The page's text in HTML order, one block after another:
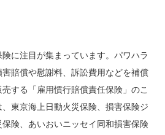
に注目が集まっています。パワハラ
賠償や慰謝料、訴訟費用などを補償
する「雇用慣行賠償責任保険」のこ
東京海上日動火災保険、損害保険ジ
険、あいおいニッセイ同和損害保険